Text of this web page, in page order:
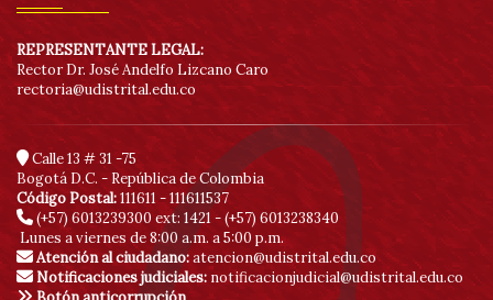
REPRESENTANTE LEGAL:
Rector Dr. José Andelfo Lizcano Caro
rectoria@udistrital.edu.co
Calle 13 # 31 -75
Bogotá D.C. - República de Colombia
Código Postal:111611 - 111611537
(+57) 6013239300 ext: 1421 - (+57) 6013238340
Lunes a viernes de 8:00 a.m. a 5:00 p.m.
Atención al ciudadano:atencion@udistrital.edu.co
Notificaciones judiciales: notificacionjudicial@udistrital.edu.co